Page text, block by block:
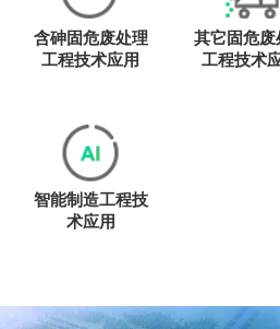
含砷固危废处理
工程技术应用
其它固危废
工程技术
智能制造工程技
术应用